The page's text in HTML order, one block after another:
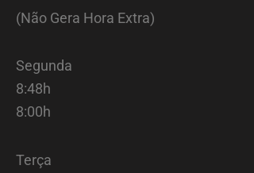
(Não Gera Hora Extra)
Segunda
8:48h
8:00h
Terça